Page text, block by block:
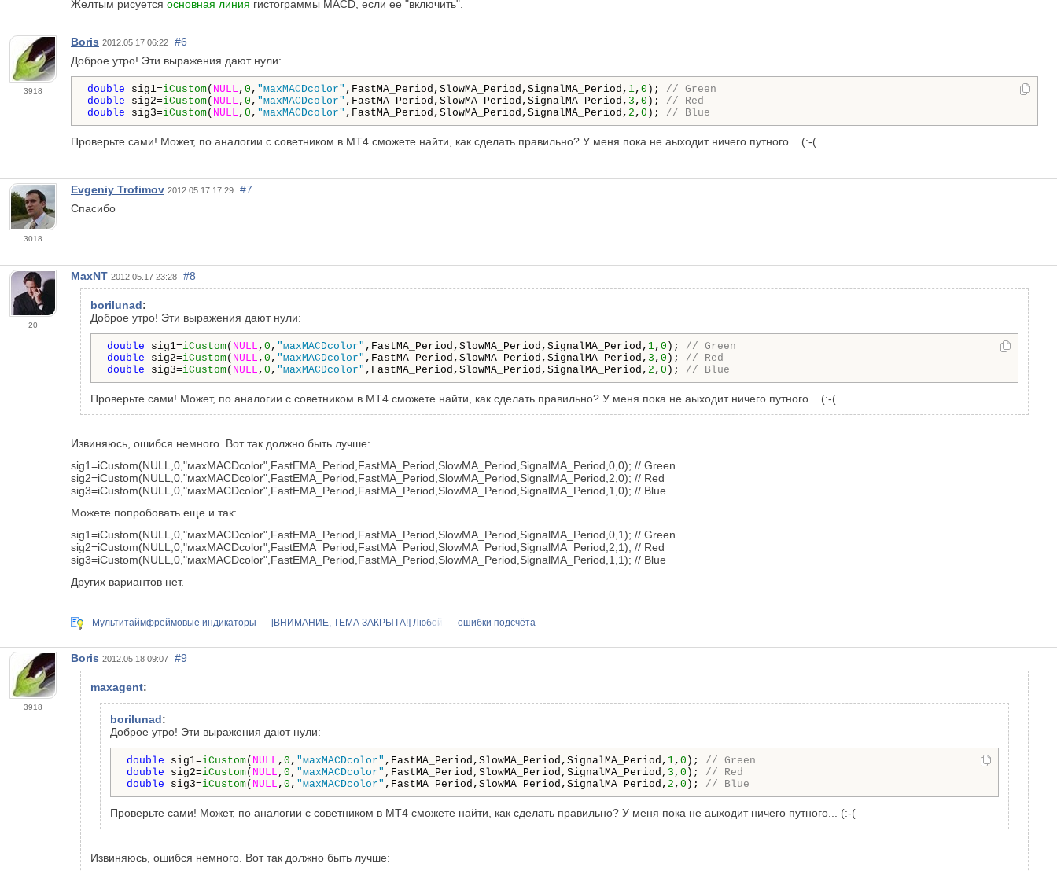
Желтым рисуется основная линия гистограммы MACD, если ее "включить".
3918
Boris 2012.05.17 06:22
#6
Доброе утро! Эти выражения дают нули:
double sig1=iCustom( NULL , 0 , "махМАСDcolor" ,FastMA_Period,SlowMA_Period,SignalMA_Period, 1, 0 ); // Green
double sig2=iCustom( NULL , 0 , "махМАСDcolor" ,FastMA_Period,SlowMA_Period,SignalMA_Period, 3 , 0 ); // Red
double sig3=iCustom( NULL , 0 , "махМАСDcolor" ,FastMA_Period,SlowMA_Period,SignalMA_Period, 2 , 0 ); // Blue
Проверьте сами! Может, по аналогии с советником в МТ4 сможете найти, как сделать правильно? У меня пока не аыходит ничего путного... (:-(
3018
Evgeniy Trofimov 2012.05.17 17:29
#7
Спасибо
20
MaxNT 2012.05.17 23:28 #8
borilunad:
Доброе утро! Эти выражения дают нули:
double sig1=iCustom( NULL , 0 , "махМАСDcolor" ,FastMA_Period,SlowMA_Period,SignalMA_Period, 1, 0 ); // Green
double sig2=iCustom( NULL , 0 , "махМАСDcolor" ,FastMA_Period,SlowMA_Period,SignalMA_Period, 3 , 0 ); // Red
double sig3=iCustom( NULL , 0 , "махМАСDcolor" ,FastMA_Period,SlowMA_Period,SignalMA_Period, 2 , 0 ); // Blue
Проверьте сами! Может, по аналогии с советником в МТ4 сможете найти, как сделать правильно? У меня пока не аыходит ничего путного... (:-(
Извиняюсь, ошибся немного. Вот так должно быть лучше:
sig1=iCustom(NULL,0,"махМАСDcolor",FastEMA_Period,FastMA_Period,SlowMA_Period,SignalMA_Period,0,0); // Green
sig2=iCustom(NULL,0,"махМАСDcolor",FastEMA_Period,FastMA_Period,SlowMA_Period,SignalMA_Period,2,0); // Red
sig3=iCustom(NULL,0,"махМАСDcolor",FastEMA_Period,FastMA_Period,SlowMA_Period,SignalMA_Period,1,0); // Blue
Можете попробовать еще и так:
sig1=iCustom(NULL,0,"махМАСDcolor",FastEMA_Period,FastMA_Period,SlowMA_Period,SignalMA_Period,0,1); // Green
sig2=iCustom(NULL,0,"махМАСDcolor",FastEMA_Period,FastMA_Period,SlowMA_Period,SignalMA_Period,2,1); // Red
sig3=iCustom(NULL,0,"махМАСDcolor",FastEMA_Period,FastMA_Period,SlowMA_Period,SignalMA_Period,1,1); // Blue
Других вариантов нет.
Мультитаймфреймовые индикаторы [ВНИМАНИЕ, ТЕМА ЗАКРЫТА!] Любой ошибки подсчёта
3918
Boris 2012.05.18 09:07 #9
maxagent:
borilunad:
Доброе утро! Эти выражения дают нули:
double sig1=iCustom( NULL , 0 , "махМАСDcolor" ,FastMA_Period,SlowMA_Period,SignalMA_Period, 1, 0 ); // Green
double sig2=iCustom( NULL , 0 , "махМАСDcolor" ,FastMA_Period,SlowMA_Period,SignalMA_Period, 3 , 0 ); // Red
double sig3=iCustom( NULL , 0 , "махМАСDcolor" ,FastMA_Period,SlowMA_Period,SignalMA_Period, 2 , 0 ); // Blue
Проверьте сами! Может, по аналогии с советником в МТ4 сможете найти, как сделать правильно? У меня пока не аыходит ничего путного... (:-(
Извиняюсь, ошибся немного. Вот так должно быть лучше: